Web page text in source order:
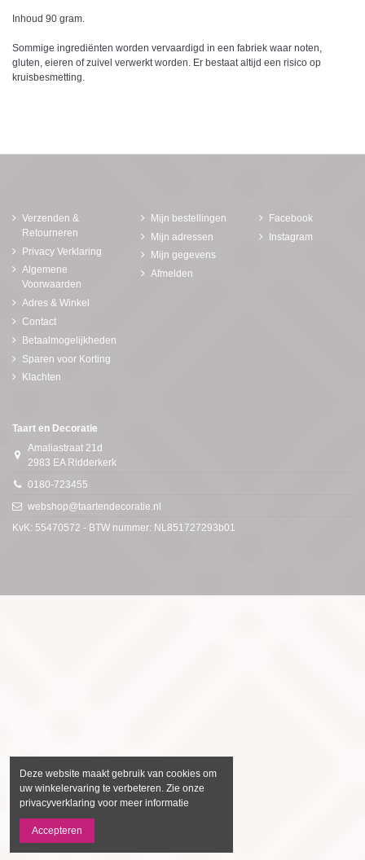
Inhoud 90 gram.
Sommige ingrediënten worden vervaardigd in een fabriek waar noten,
gluten, eieren of zuivel verwerkt worden. Er bestaat altijd een risico op
kruisbesmetting.
Verzenden &
Retourneren
Privacy Verklaring
Algemene
Voorwaarden
Adres & Winkel
Contact
Betaalmogelijkheden
Sparen voor Korting
Klachten
Mijn bestellingen
Mijn adressen
Mijn gegevens
Afmelden
Facebook
Instagram
Taart en Decoratie
Amaliastraat 21d
2983 EA Ridderkerk
0180-723455
webshop@taartendecoratie.nl
KvK: 55470572 - BTW nummer: NL851727293b01
Deze website maakt gebruik van cookies om
uw winkelervaring te verbeteren. Zie onze
privacyverklaring voor meer informatie
Accepteren